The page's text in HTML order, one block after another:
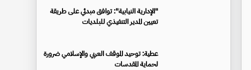
"الإدارية النيابية": توافق مبدئي على طريقة
تعيين المدير التنفيذي للبلديات
عطية: توحيد الموقف العربي والإسلامي ضرورة
لحماية المقدسات